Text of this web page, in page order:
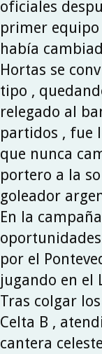
oficiales
primer
había
Hortas se
tipo ,
relegado al
partidos , fue
que nunca
portero a la
goleador
En la
por el
jugando en el
Tras colgar
Celta B ,
cantera